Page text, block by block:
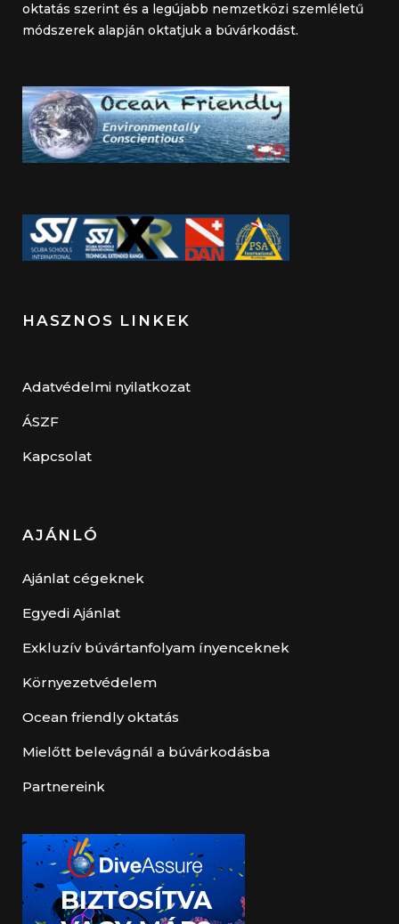
oktatás szerint és a legújabb nemzetközi szemléletű
módszerek alapján oktatjuk a búvárkodást.
HASZNOS LINKEK
Adatvédelmi nyilatkozat
ÁSZF
Kapcsolat
AJÁNLÓ
Ajánlat cégeknek
Egyedi Ajánlat
Exkluzív búvártanfolyam ínyenceknek
Környezetvédelem
Ocean friendly oktatás
Mielőtt belevágnál a búvárkodásba
Partnereink